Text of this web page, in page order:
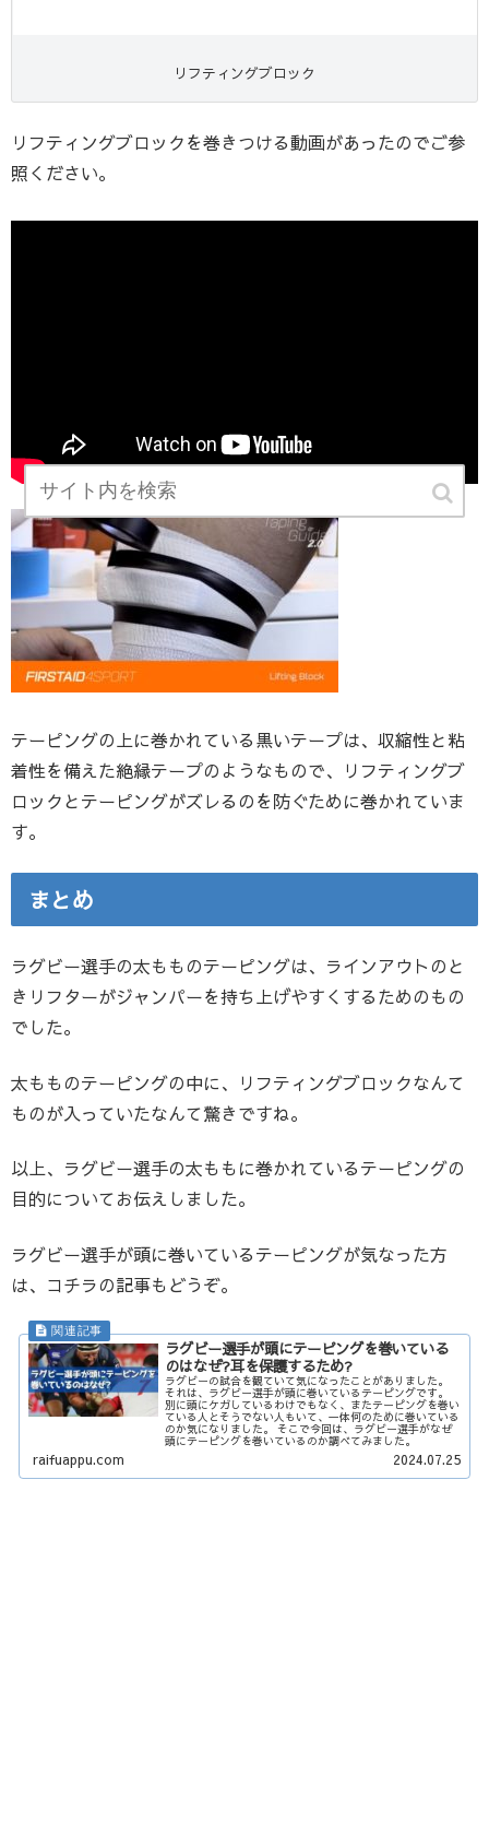
リフティングブロック
リフティングブロックを巻きつける動画があったのでご参
照ください。
テーピングの上に巻かれている黒いテープは、収縮性と粘
着性を備えた絶縁テープのようなもので、リフティングブ
ロックとテーピングがズレるのを防ぐために巻かれていま
す。
まとめ
ラグビー選手の太もものテーピングは、ラインアウトのと
きリフターがジャンパーを持ち上げやすくするためのもの
でした。
太もものテーピングの中に、リフティングブロックなんて
ものが入っていたなんて驚きですね。
以上、ラグビー選手の太ももに巻かれているテーピングの
目的についてお伝えしました。
ラグビー選手が頭に巻いているテーピングが気なった方
は、コチラの記事もどうぞ。
ラグビー選手が頭にテーピングを巻いている
のはなぜ?耳を保護するため?
ラグビーの試合を観ていて気になったことがありました。
それは、ラグビー選手が頭に巻いているテーピングです。
別に頭にケガしているわけでもなく、またテーピングを巻い
ている人とそうでない人もいて、一体何のために巻いている
のか気になりました。 そこで今回は、ラグビー選手がなぜ
頭にテーピングを巻いているのか調べてみました。
raifuappu.com 2024.07.25